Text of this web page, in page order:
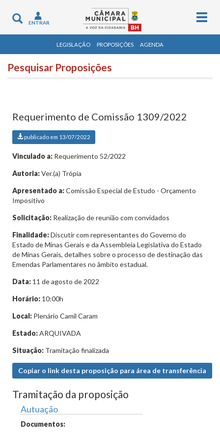
Toggle
navigation
ENTRAR
LEGISLAÇÃO PROPOSIÇÕES AGENDA
Pesquisar Proposições
Requerimento de Comissão 1309/2022
publicado em 13/07/2022
Vinculado a: Requerimento 52/2022
Autoria:Ver.(a) Trópia
Apresentado a:Comissão Especial de Estudo - Orçamento
Impositivo
Solicitação: Realização de reunião com convidados
Finalidade:Discutir com representantes do Governo do
Estado de Minas Gerais e da Assembleia Legislativa do Estado
de Minas Gerais, detalhes sobre o processo de destinação das
Emendas Parlamentares no âmbito estadual.
Data: 11 de agosto de 2022
Horário: 10:00h
Local: Plenário Camil Caram
Estado:ARQUIVADA
Situação: Tramitação finalizada
Copiar o link desta proposição para área de transferência
Tramitação da proposição
Autuação
Documentos: